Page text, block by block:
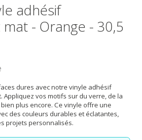
adhésif
- Orange - 30,5
dures avec notre vinyle adhésif
Appliquez vos motifs sur du verre, de la
plus encore. Ce vinyle offre une
des couleurs durables et éclatantes,
projets personnalisés.